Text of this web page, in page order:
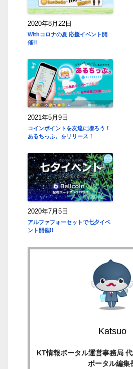
2020年8月22日
Withコロナの夏 応援イベント開
催!!
2021年5月9日
コインポイントを友達に贈ろう！
あるちっぷ。をリリース！
2020年7月5日
アルファフォーセットで七夕イベ
ント開催!!
Katsuo
KT情報ポータル運営事務局
ポータル編集